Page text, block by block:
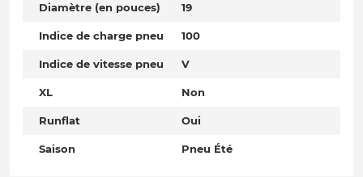
Diamètre (en pouces) 19
Indice de charge pneu 100
Indice de vitesse pneu V
XL Non
Runflat Oui
Saison Pneu Été